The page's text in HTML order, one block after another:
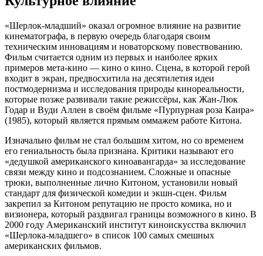
«Шерлок-младший» оказал огромное влияние на развитие
кинематографа, в первую очередь благодаря своим
техническим инновациям и новаторскому повествованию.
Фильм считается одним из первых и наиболее ярких
примеров мета-кино — кино о кино. Сцена, в которой герой
входит в экран, предвосхитила на десятилетия идеи
постмодернизма и исследования природы кинореальности,
которые позже развивали такие режиссёры, как Жан-Люк
Годар и Вуди Аллен в своём фильме «Пурпурная роза Каира»
(1985), который является прямым оммажем работе Китона.
Изначально фильм не стал большим хитом, но со временем
его гениальность была признана. Критики называют его
«дедушкой американского киноавангарда» за исследование
связи между кино и подсознанием. Сложные и опасные
трюки, выполненные лично Китоном, установили новый
стандарт для физической комедии и экшн-сцен. Фильм
закрепил за Китоном репутацию не просто комика, но и
визионера, который раздвигал границы возможного в кино. В
2000 году Американский институт киноискусства включил
«Шерлока-младшего» в список 100 самых смешных
американских фильмов.